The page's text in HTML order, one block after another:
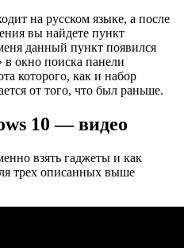
на русском языке, а после
вы найдете пункт
данный пункт появился
в окно поиска панели
которого, как и набор
от того, что был раньше.
10 — видео
взять гаджеты и как
трех описанных выше